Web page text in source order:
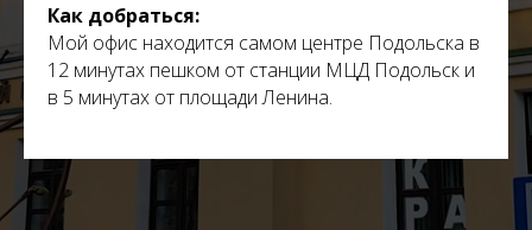
Как добраться:
Мой офис находится самом центре Подольска в
12 минутах пешком от станции МЦД Подольск и
в 5 минутах от площади Ленина.